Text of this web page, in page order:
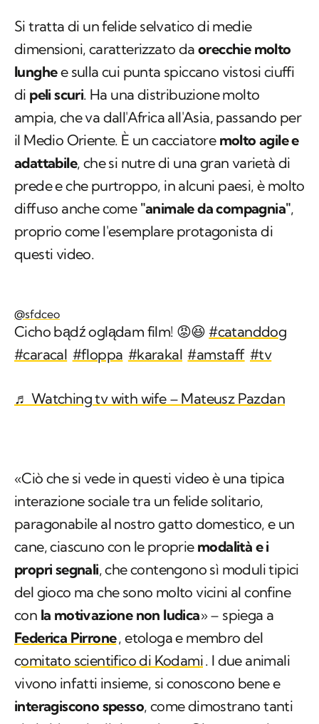
Si tratta di un felide selvatico di medie
dimensioni, caratterizzato da orecchie molto
lunghee sulla cui punta spiccano vistosi ciuffi
di peli scuri. Ha una distribuzione molto
ampia, che va dall'Africa all'Asia, passando per
il Medio Oriente. È un cacciatore molto agile e
adattabile, che si nutre di una gran varietà di
prede e che purtroppo, in alcuni paesi, è molto
diffuso anche come "animale da compagnia",
proprio come l'esemplare protagonista di
questi video.
@sfdceo
Cicho bądź oglądam film! 😡😆#catanddog
#caracal #floppa #karakal #amstaff #tv
♬ Watching tv with wife – Mateusz Pazdan
«Ciò che si vede in questi video è una tipica
interazione sociale tra un felide solitario,
paragonabile al nostro gatto domestico, e un
cane, ciascuno con le propriemodalità e i
propri segnali, che contengono sì moduli tipici
del gioco ma che sono molto vicini al confine
con la motivazione non ludica» – spiega a
Federica Pirrone, etologa e membro del
comitato scientifico di Kodami. I due animali
vivono infatti insieme, si conoscono bene e
interagiscono spesso, come dimostrano tanti